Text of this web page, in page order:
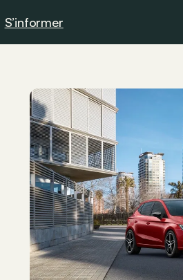
S’informer